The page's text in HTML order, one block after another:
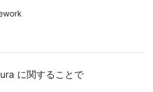
に関することで